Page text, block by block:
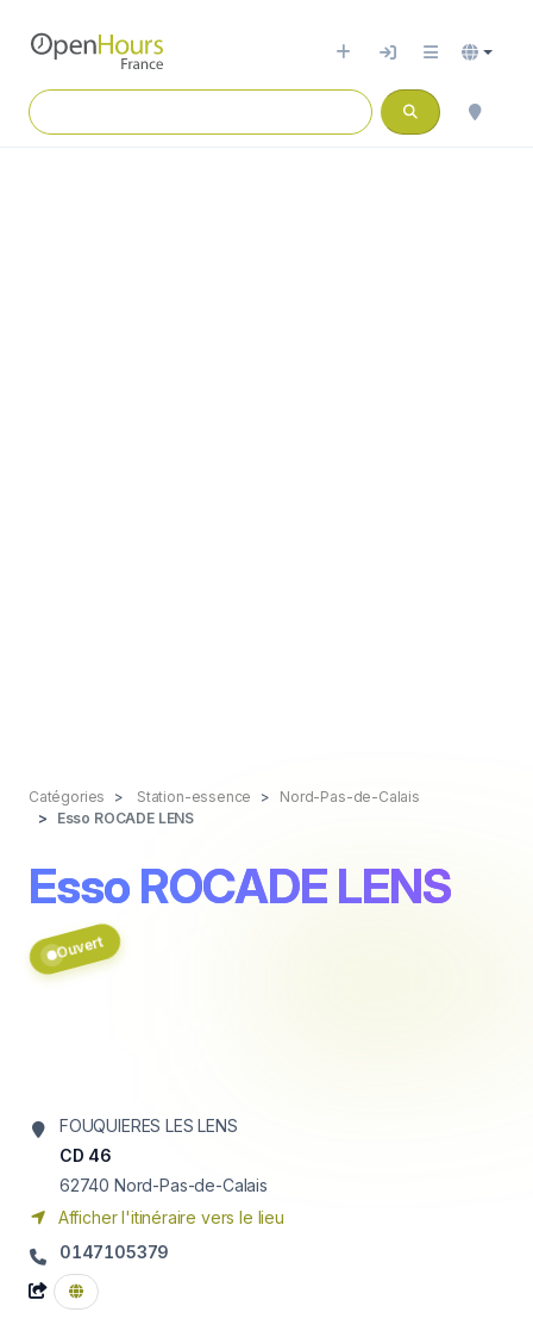
Catégories Station-essence
Nord-Pas-de-Calais
Esso ROCADE LENS
Esso ROCADE LENS
Ouvert
FOUQUIERES LES LENS
CD 46
62740 Nord-Pas-de-Calais
Afficher l'itinéraire vers le lieu
0147105379